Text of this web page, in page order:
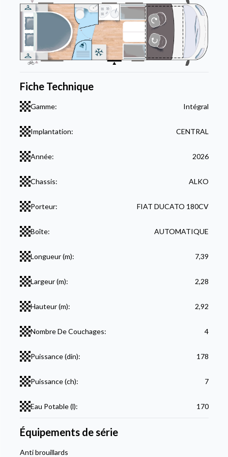
Fiche Technique
Gamme: Intégral
Implantation: CENTRAL
Année: 2026
Chassis: ALKO
Porteur: FIAT DUCATO 180CV
Boîte: AUTOMATIQUE
Longueur (m): 7,39
Largeur (m): 2,28
Hauteur (m): 2,92
Nombre De Couchages: 4
Puissance (din): 178
Puissance (ch): 7
Eau Potable (l): 170
Équipements de série
Anti brouillards